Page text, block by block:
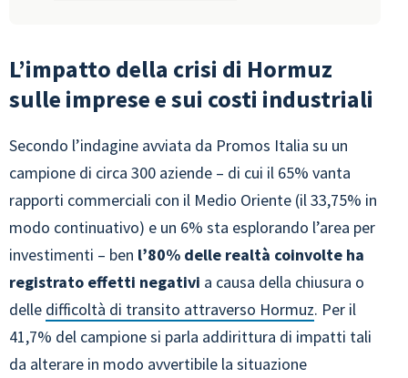
L’impatto della crisi di Hormuz
sulle imprese e sui costi industriali
Secondo l’indagine avviata da Promos Italia su un
campione di circa 300 aziende – di cui il 65% vanta
rapporti commerciali con il Medio Oriente (il 33,75% in
modo continuativo) e un 6% sta esplorando l’area per
investimenti – ben l’80% delle realtà coinvolte ha
registrato effetti negativi a causa della chiusura o
delle difficoltà di transito attraverso Hormuz. Per il
41,7% del campione si parla addirittura di impatti tali
da alterare in modo avvertibile la situazione